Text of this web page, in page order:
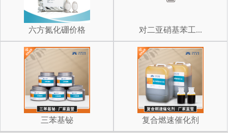
六方氮化硼价格 对二亚硝基苯工...
三苯基铋 复合燃速催化剂